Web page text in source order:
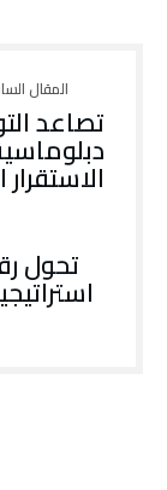
تصاعد
تحول